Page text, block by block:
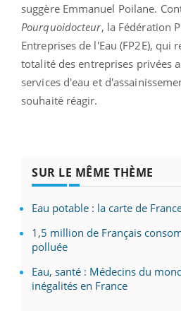
suggère Emmanuel Poilane.
Pourquoidocteur, la Fédération
Entreprises de l'Eau (FP2E), qui
totalité des entreprises privées
services d'eau et
souhaité réagir.
SUR LE MÊME THÈME
Eau potable : la carte de
1,5 million de Français
polluée
Eau, santé : Médecins du
inégalités en France